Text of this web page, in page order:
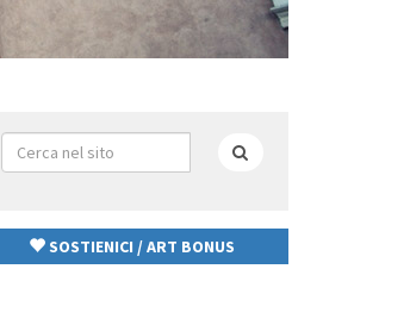
Form
di
SOSTIENICI / ART BONUS